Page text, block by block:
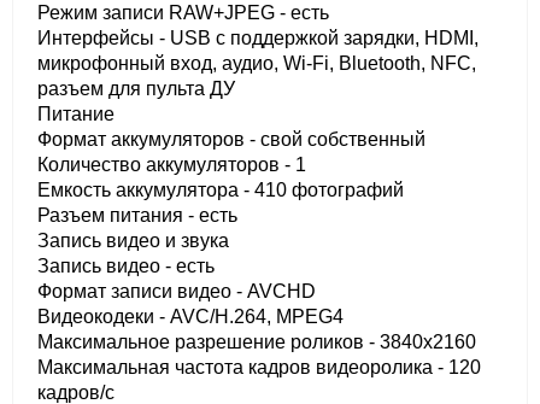
Режим записи RAW+JPEG - есть
Интерфейсы - USB с поддержкой зарядки, HDMI,
микрофонный вход, аудио, Wi-Fi, Bluetooth, NFC,
разъем для пульта ДУ
Питание
Формат аккумуляторов - свой собственный
Количество аккумуляторов - 1
Емкость аккумулятора - 410 фотографий
Разъем питания - есть
Запись видео и звука
Запись видео - есть
Формат записи видео - AVCHD
Видеокодеки - AVC/H.264, MPEG4
Максимальное разрешение роликов - 3840x2160
Максимальная частота кадров видеоролика - 120
кадров/с